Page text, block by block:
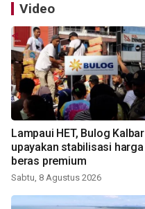
Video
Lampaui HET, Bulog Kalbar
upayakan stabilisasi harga
beras premium
Sabtu, 8 Agustus 2026